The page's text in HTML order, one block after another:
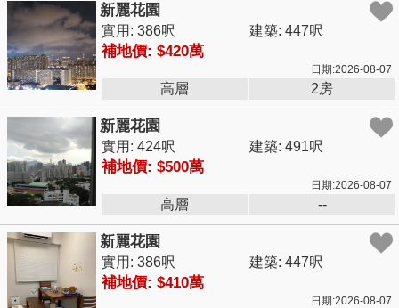
新麗花園
實用: 386呎 建築: 447呎
補地價: $420萬
日期:2026-08-07
高層 2房
新麗花園
實用: 424呎 建築: 491呎
補地價: $500萬
日期:2026-08-07
高層 --
新麗花園
實用: 386呎 建築: 447呎
補地價: $410萬
日期:2026-08-07